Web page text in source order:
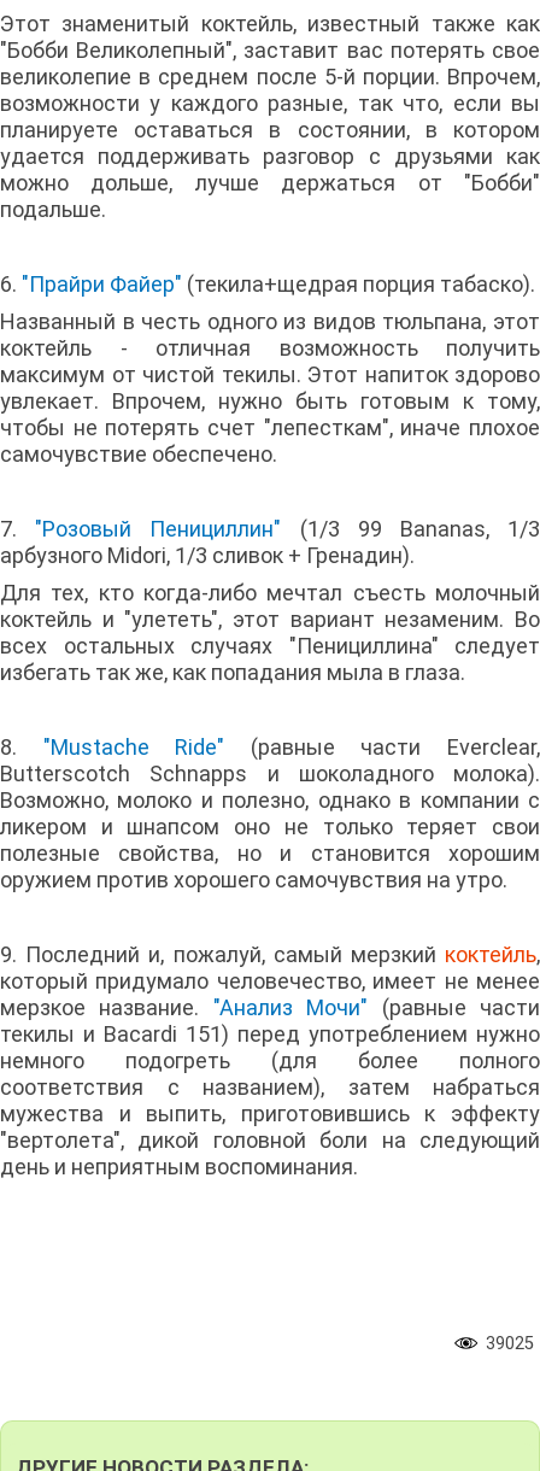
Этот знаменитый коктейль, известный также как
"Бобби Великолепный", заставит вас потерять свое
великолепие в среднем после 5-й порции. Впрочем,
возможности у каждого разные, так что, если вы
планируете оставаться в состоянии, в котором
удается поддерживать разговор с друзьями как
можно дольше, лучше держаться от "Бобби"
подальше.
6. "Прайри Файер" (текила+щедрая порция табаско).
Названный в честь одного из видов тюльпана, этот
коктейль - отличная возможность получить
максимум от чистой текилы. Этот напиток здорово
увлекает. Впрочем, нужно быть готовым к тому,
чтобы не потерять счет "лепесткам", иначе плохое
самочувствие обеспечено.
7. "Розовый Пенициллин" (1/3 99 Bananas, 1/3
арбузного Midori, 1/3 сливок + Гренадин).
Для тех, кто когда-либо мечтал съесть молочный
коктейль и "улететь", этот вариант незаменим. Во
всех остальных случаях "Пенициллина" следует
избегать так же, как попадания мыла в глаза.
8. "Mustache Ride" (равные части Everclear,
Butterscotch Schnapps и шоколадного молока).
Возможно, молоко и полезно, однако в компании с
ликером и шнапсом оно не только теряет свои
полезные свойства, но и становится хорошим
оружием против хорошего самочувствия на утро.
9. Последний и, пожалуй, самый мерзкий коктейль,
который придумало человечество, имеет не менее
мерзкое название. "Анализ Мочи" (равные части
текилы и Bacardi 151) перед употреблением нужно
немного подогреть (для более полного
соответствия с названием), затем набраться
мужества и выпить, приготовившись к эффекту
"вертолета", дикой головной боли на следующий
день и неприятным воспоминания.
39025